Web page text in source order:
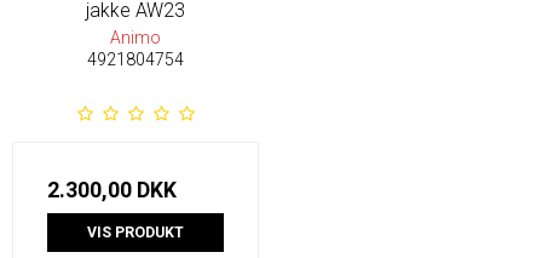
jakke AW23
Animo
4921804754
2.300,00 DKK
VIS PRODUKT